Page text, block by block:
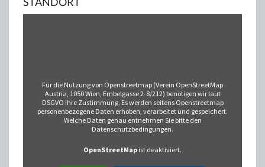
Für die Nutzung von Openstreetmap (Verein OpenStreetMap
Austria, 1050 Wien, Embelgasse 2-8/212) benötigen wir laut
DSGVO Ihre Zustimmung. Es werden seitens Openstreetmap
personenbezogene Daten erhoben, verarbeitet und gespeichert.
Welche Daten genau entnehmen Sie bitte den
Datenschutzbedingungen.
OpenStreetMap ist deaktiviert.